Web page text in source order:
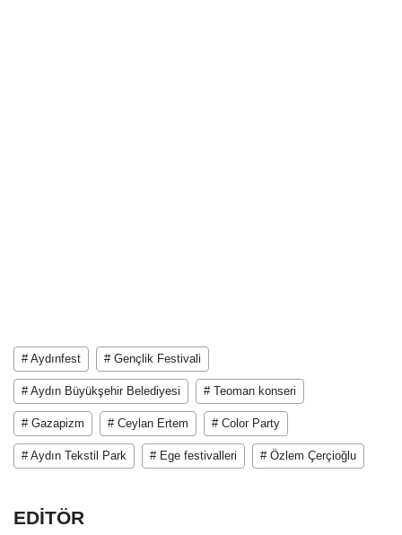
# Aydınfest # Gençlik Festivali
# Aydın Büyükşehir Belediyesi # Teoman konseri
# Gazapizm # Ceylan Ertem # Color Party
# Aydın Tekstil Park # Ege festivalleri # Özlem Çerçioğlu
EDİTÖR